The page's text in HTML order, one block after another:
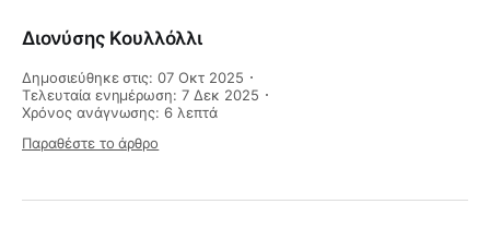
Διονύσης Κουλλόλλι
Δημοσιεύθηκε στις: 07 Οκτ 2025
Τελευταία ενημέρωση: 7 Δεκ 2025
Χρόνος ανάγνωσης: 6 λεπτά
Παραθέστε το άρθρο